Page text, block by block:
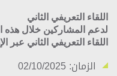
اللقاء التعريفي الثاني
لدعم المشاركين خلال هذه
اللقاء التعريفي الثاني عبر
الزمان: 02/10/2025